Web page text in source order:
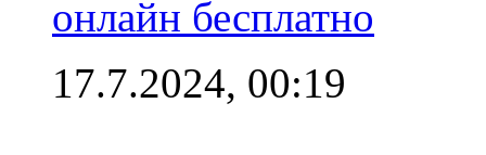
онлайн бесплатно
17.7.2024, 00:19